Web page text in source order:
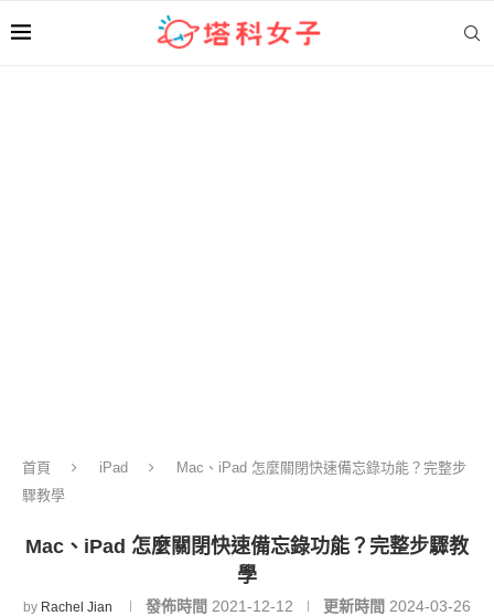
首頁 iPad
Mac、iPad 怎麼關閉快速備忘錄功能？完整步
驟教學
Mac、iPad 怎麼關閉快速備忘錄功能？完整步驟教
學
by Rachel Jian 發佈時間 2021-12-12 更新時間 2024-03-26